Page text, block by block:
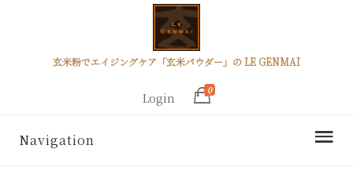
玄米粉でエイジングケア「玄米パウダー」の LE GENMAI
Login
0
Navigation